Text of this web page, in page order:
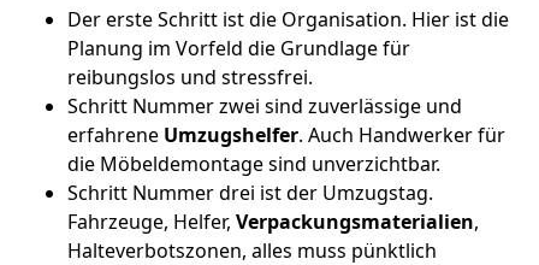
Der erste Schritt ist die Organisation. Hier ist die
Planung im Vorfeld die Grundlage für
reibungslos und stressfrei.
Schritt Nummer zwei sind zuverlässige und
erfahrene Umzugshelfer. Auch Handwerker für
die Möbeldemontage sind unverzichtbar.
Schritt Nummer drei ist der Umzugstag.
Fahrzeuge, Helfer, Verpackungsmaterialien,
Halteverbotszonen, alles muss pünktlich